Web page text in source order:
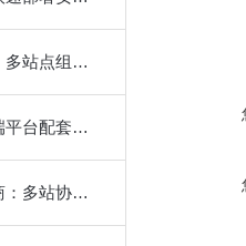
微气候智能监测设备：多站点组网传输，区域微气候联动
自动气象站方案：云端平台配套，适配多行业需求
常见的自动气象站厂商：多站协同组网，防灾减灾核心支撑